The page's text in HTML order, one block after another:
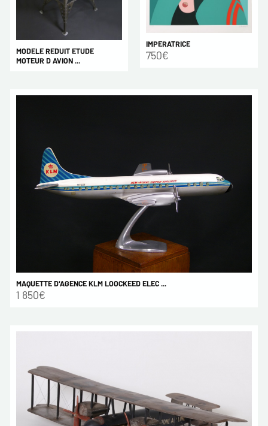
MODELE REDUIT ETUDE
MOTEUR D AVION ...
IMPERATRICE
750€
MAQUETTE D'AGENCE KLM LOOCKEED ELEC ...
1 850€